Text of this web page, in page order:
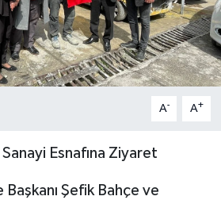
A- A+
Esnafına Ziyaret
Başkanı Şefik Bahçe ve